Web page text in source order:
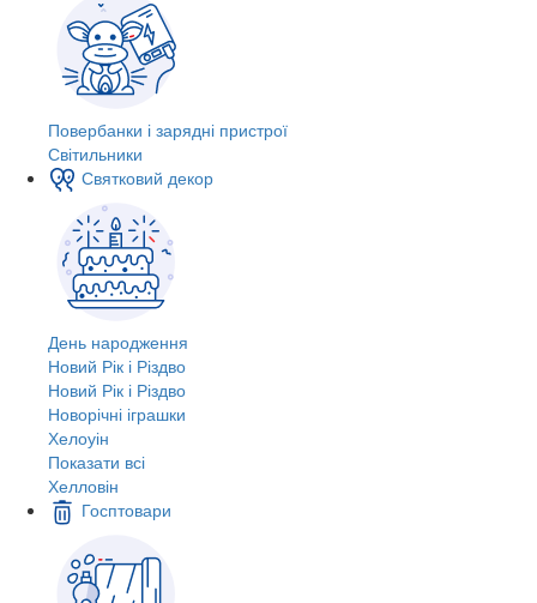
Повербанки і зарядні пристрої
Світильники
Святковий декор
День народження
Новий Рік і Різдво
Новий Рік і Різдво
Новорічні іграшки
Хелоуін
Показати всі
Хелловін
Госптовари